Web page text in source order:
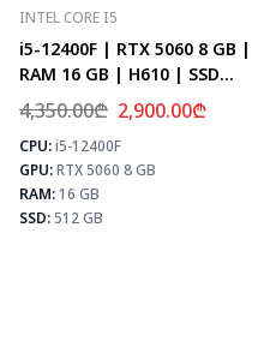
⚡ MAX FPS
CS2
278
PUBG
171
Fortnite
202
INTEL CORE I5
i5-12400F | RTX 5060 8 GB |
RAM 16 GB | H610 | SSD
512 GB
4,350.00₾ 2,900.00₾
CPU:i5-12400F
GPU:RTX 5060 8 GB
RAM:16 GB
SSD:512 GB